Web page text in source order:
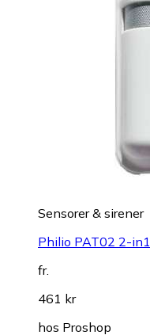
Sensorer & sirener
Philio PAT02 2-in1
fr.
461 kr
hos Proshop